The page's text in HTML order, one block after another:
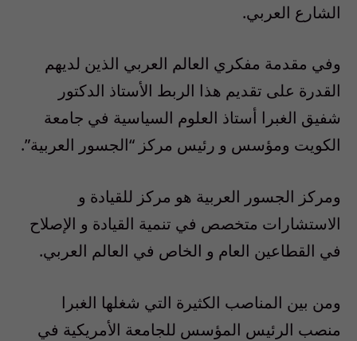
الشارع العربي.
وفي مقدمة مفكري العالم العربي الذين لديهم
القدرة على تقديم هذا الربط الأستاذ الدكتور
شفيق الغبرا أستاذ العلوم السياسية في جامعة
الكويت ومؤسس و رئيس مركز “الجسور العربية”.
ومركز الجسور العربية هو مركز للقيادة و
الاستشارات متخصص في تنمية القيادة و الإصلاح
في القطاعين العام و الخاص في العالم العربي.
ومن بين المناصب الكثيرة التي شغلها الغبرا
منصب الرئيس المؤسس للجامعة الأمريكية في